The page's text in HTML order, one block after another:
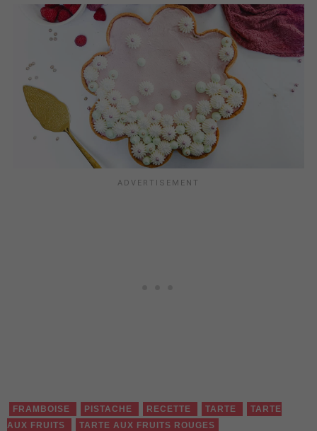
FRAMBOISE PISTACHE RECETTE TARTE
TARTE
AUX FRUITS
TARTE AUX FRUITS ROUGES